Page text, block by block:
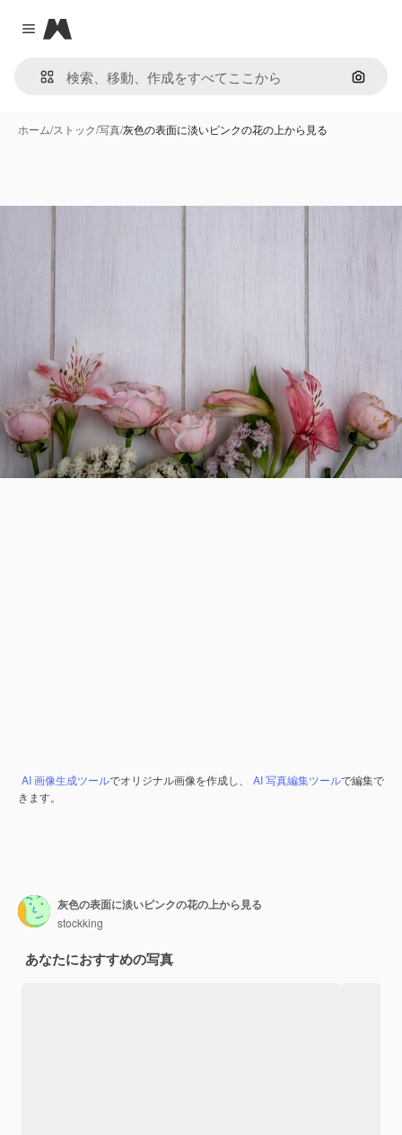
Close menu
Magnific
画像で
ホーム/ストック/写真/灰色の表面に淡いピンクの花の上から見る
AI 画像生成ツールでオリジナル画像を作成し、 AI 写真編集ツールで編集で
きます。
灰色の表面に淡いピンクの花の上から見る
stockking
あなたにおすすめの写真